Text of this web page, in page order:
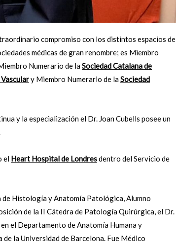
compromiso con los distintos espacios de
médicas de gran renombre; es Miembro
Numerario de laSociedad Catalana de
y Miembro Numerario de laSociedad
y la especialización el Dr. Joan Cubells posee un
el Heart Hospital de Londresdentro del Servicio de
de Histología y Anatomía Patológica, Alumno
de la II Cátedra de Patología Quirúrgica, el Dr.
el Departamento de Anatomía Humana y
la Universidad de Barcelona. Fue Médico